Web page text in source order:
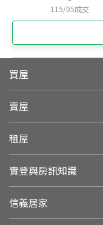
115/05成交
買屋
賣屋
租屋
實登與房訊知識
信義居家